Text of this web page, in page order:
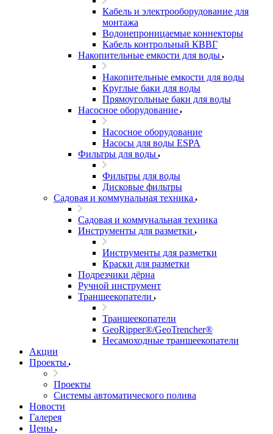
Кабель и электрооборудование для
монтажа
Водонепроницаемые коннекторы
Кабель контрольный КВВГ
Накопительные емкости для воды
Накопительные емкости для воды
Круглые баки для воды
Прямоугольные баки для воды
Насосное оборудование
Насосное оборудование
Насосы для воды ESPA
Фильтры для воды
Фильтры для воды
Дисковые фильтры
Садовая и коммунальная техника
Садовая и коммунальная техника
Инструменты для разметки
Инструменты для разметки
Краски для разметки
Подрезчики дёрна
Ручной инструмент
Траншеекопатели
Траншеекопатели
GeoRipper®/GeoTrencher®
Несамоходные траншеекопатели
Акции
Проекты
Проекты
Системы автоматического полива
Новости
Галерея
Цены